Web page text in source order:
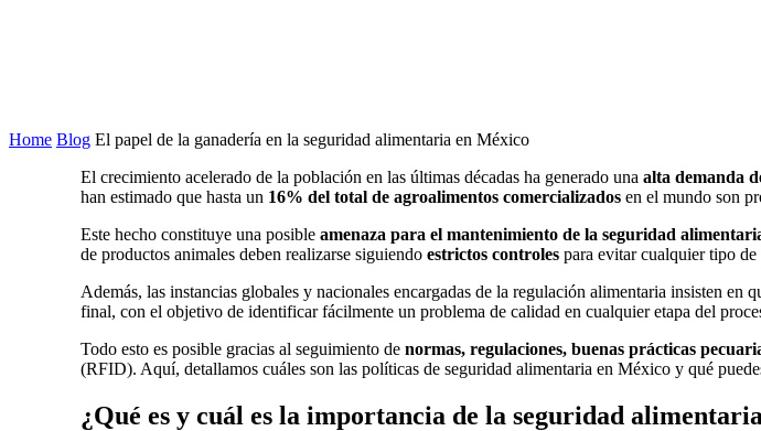
Home Blog El papel de la ganadería en la seguridad alimentaria en México
El crecimiento acelerado de la población en las últimas décadas ha generado una alta demanda
han estimado que hasta un 16% del total de agroalimentos comercializados en el mundo son
Este hecho constituye una posible amenaza para el mantenimiento de la seguridad
de productos animales deben realizarse siguiendo estrictos controles para evitar cualquier tipo
Además, las instancias globales y nacionales encargadas de la regulación alimentaria insisten en
final, con el objetivo de identificar fácilmente un problema de calidad en cualquier etapa del
Todo esto es posible gracias al seguimiento de normas, regulaciones, buenas prácticas
(RFID). Aquí, detallamos cuáles son las políticas de seguridad alimentaria en México y qué
¿Qué es y cuál es la importancia de la seguridad